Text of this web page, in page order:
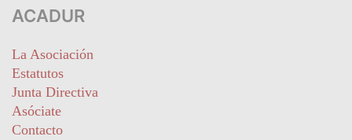
ACADUR
La Asociación
Estatutos
Junta Directiva
Asóciate
Contacto